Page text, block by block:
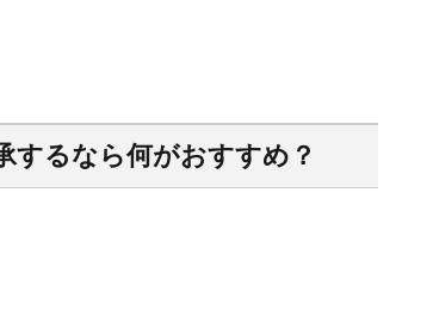
するなら何がおすすめ？